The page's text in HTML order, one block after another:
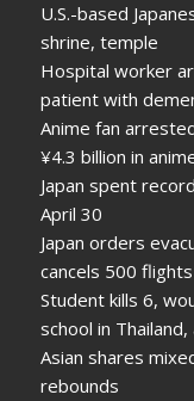
U.S.-based
shrine, temple
Hospital worker
patient with
Anime fan
¥4.3 billion in
Japan spent
April 30
Japan orders
cancels 500 flights
Student kills 6,
school in
Asian shares
rebounds